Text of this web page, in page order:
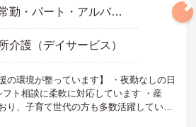
非常勤・パート・アルバイト
介護（デイサービス）
の環境が整っています】 ・夜勤なしの日
ト相談に柔軟に対応しています ・産
り、子育て世代の方も多数活躍していま